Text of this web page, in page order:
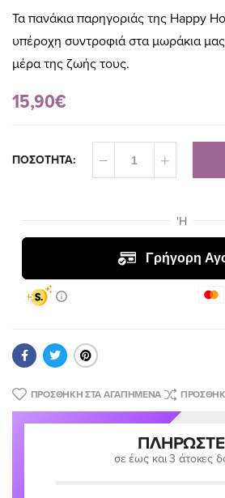
Τα πανάκια παρηγοριάς της Happy
υπέροχη συντροφιά στα μωράκια
μέρα της ζωής τους.
15,90€
ΠΟΣΟΤΗΤΑ:
ΠΡΟΣΘΉΚΗ ΣΤΑ ΑΓΑΠΗΜΈΝΑ
ΠΛΗΡΏΣΤΕ
σε έως και 3 άτοκες